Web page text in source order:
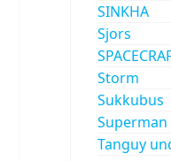
SINKHA
Sjors
Storm
Sukkubus
Superman
Tanguy